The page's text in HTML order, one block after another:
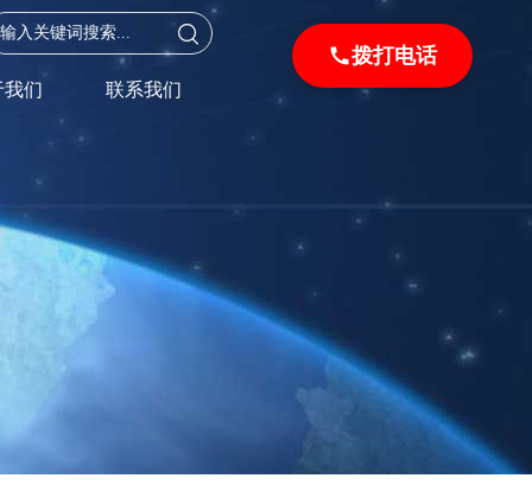
拨打电话
我们 联系我们